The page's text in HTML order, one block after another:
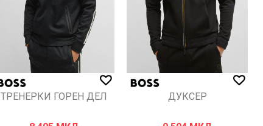
ТРЕНЕРКИ ГОРЕН ДЕЛ ДУКСЕР